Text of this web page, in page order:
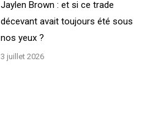
Jaylen Brown : et si ce trade
décevant avait toujours été sous
nos yeux ?
3 juillet 2026